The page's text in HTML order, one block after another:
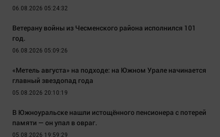
06.08.2026 05:24:32
Ветерану войны из Чесменского района исполнился 101
год.
06.08.2026 05:09:26
«Метель августа» на подходе: на Южном Урале начинается
главный звездопад года
05.08.2026 20:10:19
В Южноуральске нашли истощённого пенсионера с потерей
памяти — он упал в овраг.
05.08.2026 19:59:29